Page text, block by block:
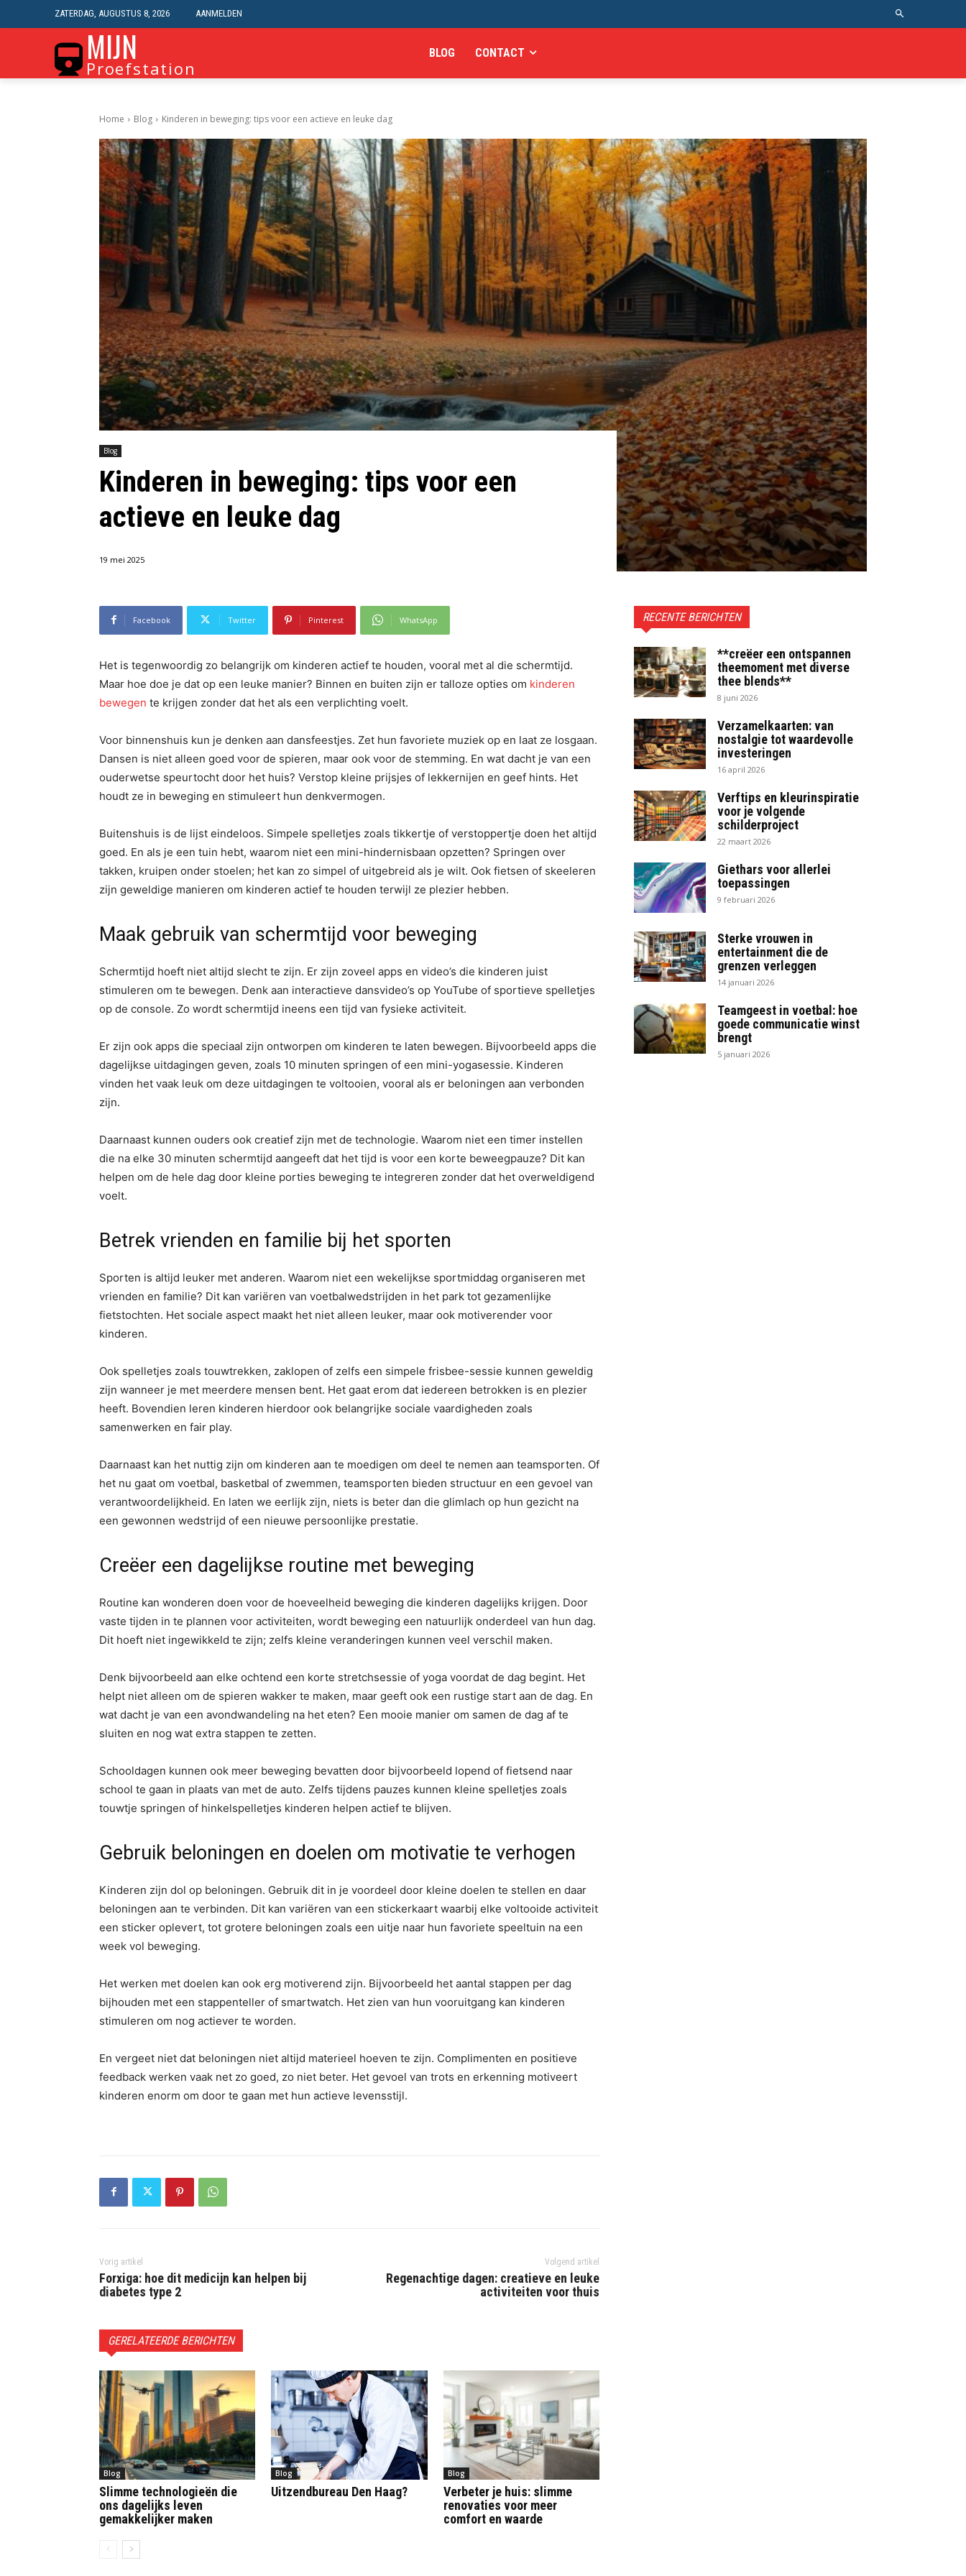
ZATERDAG, AUGUSTUS 8, 2026 AANMELDEN
MIJN
Proefstation
BLOG CONTACT
Home Blog Kinderen in beweging: tips voor een actieve en leuke dag
Blog
Kinderen in beweging: tips voor een
actieve en leuke dag
19 mei 2025
Facebook Twitter Pinterest WhatsApp
Het is tegenwoordig zo belangrijk om kinderen actief te houden, vooral met al die schermtijd.
Maar hoe doe je dat op een leuke manier? Binnen en buiten zijn er talloze opties om kinderen
bewegen te krijgen zonder dat het als een verplichting voelt.
Voor binnenshuis kun je denken aan dansfeestjes. Zet hun favoriete muziek op en laat ze losgaan.
Dansen is niet alleen goed voor de spieren, maar ook voor de stemming. En wat dacht je van een
ouderwetse speurtocht door het huis? Verstop kleine prijsjes of lekkernijen en geef hints. Het
houdt ze in beweging en stimuleert hun denkvermogen.
Buitenshuis is de lijst eindeloos. Simpele spelletjes zoals tikkertje of verstoppertje doen het altijd
goed. En als je een tuin hebt, waarom niet een mini-hindernisbaan opzetten? Springen over
takken, kruipen onder stoelen; het kan zo simpel of uitgebreid als je wilt. Ook fietsen of skeeleren
zijn geweldige manieren om kinderen actief te houden terwijl ze plezier hebben.
Maak gebruik van schermtijd voor beweging
Schermtijd hoeft niet altijd slecht te zijn. Er zijn zoveel apps en video’s die kinderen juist
stimuleren om te bewegen. Denk aan interactieve dansvideo’s op YouTube of sportieve spelletjes
op de console. Zo wordt schermtijd ineens een tijd van fysieke activiteit.
Er zijn ook apps die speciaal zijn ontworpen om kinderen te laten bewegen. Bijvoorbeeld apps die
dagelijkse uitdagingen geven, zoals 10 minuten springen of een mini-yogasessie. Kinderen
vinden het vaak leuk om deze uitdagingen te voltooien, vooral als er beloningen aan verbonden
zijn.
Daarnaast kunnen ouders ook creatief zijn met de technologie. Waarom niet een timer instellen
die na elke 30 minuten schermtijd aangeeft dat het tijd is voor een korte beweegpauze? Dit kan
helpen om de hele dag door kleine porties beweging te integreren zonder dat het overweldigend
voelt.
Betrek vrienden en familie bij het sporten
Sporten is altijd leuker met anderen. Waarom niet een wekelijkse sportmiddag organiseren met
vrienden en familie? Dit kan variëren van voetbalwedstrijden in het park tot gezamenlijke
fietstochten. Het sociale aspect maakt het niet alleen leuker, maar ook motiverender voor
kinderen.
Ook spelletjes zoals touwtrekken, zaklopen of zelfs een simpele frisbee-sessie kunnen geweldig
zijn wanneer je met meerdere mensen bent. Het gaat erom dat iedereen betrokken is en plezier
heeft. Bovendien leren kinderen hierdoor ook belangrijke sociale vaardigheden zoals
samenwerken en fair play.
Daarnaast kan het nuttig zijn om kinderen aan te moedigen om deel te nemen aan teamsporten. Of
het nu gaat om voetbal, basketbal of zwemmen, teamsporten bieden structuur en een gevoel van
verantwoordelijkheid. En laten we eerlijk zijn, niets is beter dan die glimlach op hun gezicht na
een gewonnen wedstrijd of een nieuwe persoonlijke prestatie.
Creëer een dagelijkse routine met beweging
Routine kan wonderen doen voor de hoeveelheid beweging die kinderen dagelijks krijgen. Door
vaste tijden in te plannen voor activiteiten, wordt beweging een natuurlijk onderdeel van hun dag.
Dit hoeft niet ingewikkeld te zijn; zelfs kleine veranderingen kunnen veel verschil maken.
Denk bijvoorbeeld aan elke ochtend een korte stretchsessie of yoga voordat de dag begint. Het
helpt niet alleen om de spieren wakker te maken, maar geeft ook een rustige start aan de dag. En
wat dacht je van een avondwandeling na het eten? Een mooie manier om samen de dag af te
sluiten en nog wat extra stappen te zetten.
Schooldagen kunnen ook meer beweging bevatten door bijvoorbeeld lopend of fietsend naar
school te gaan in plaats van met de auto. Zelfs tijdens pauzes kunnen kleine spelletjes zoals
touwtje springen of hinkelspelletjes kinderen helpen actief te blijven.
Gebruik beloningen en doelen om motivatie te verhogen
Kinderen zijn dol op beloningen. Gebruik dit in je voordeel door kleine doelen te stellen en daar
beloningen aan te verbinden. Dit kan variëren van een stickerkaart waarbij elke voltooide activiteit
een sticker oplevert, tot grotere beloningen zoals een uitje naar hun favoriete speeltuin na een
week vol beweging.
Het werken met doelen kan ook erg motiverend zijn. Bijvoorbeeld het aantal stappen per dag
bijhouden met een stappenteller of smartwatch. Het zien van hun vooruitgang kan kinderen
stimuleren om nog actiever te worden.
En vergeet niet dat beloningen niet altijd materieel hoeven te zijn. Complimenten en positieve
feedback werken vaak net zo goed, zo niet beter. Het gevoel van trots en erkenning motiveert
kinderen enorm om door te gaan met hun actieve levensstijl.
Vorig artikel
Forxiga: hoe dit medicijn kan helpen bij
diabetes type 2
Volgend artikel
Regenachtige dagen: creatieve en leuke
activiteiten voor thuis
GERELATEERDE BERICHTEN
Blog
Slimme technologieën die
ons dagelijks leven
gemakkelijker maken
Blog
Uitzendbureau Den Haag?
Blog
Verbeter je huis: slimme
renovaties voor meer
comfort en waarde
RECENTE BERICHTEN
**creëer een ontspannen
theemoment met diverse
thee blends**
8 juni 2026
Verzamelkaarten: van
nostalgie tot waardevolle
investeringen
16 april 2026
Verftips en kleurinspiratie
voor je volgende
schilderproject
22 maart 2026
Giethars voor allerlei
toepassingen
9 februari 2026
Sterke vrouwen in
entertainment die de
grenzen verleggen
14 januari 2026
Teamgeest in voetbal: hoe
goede communicatie winst
brengt
5 januari 2026